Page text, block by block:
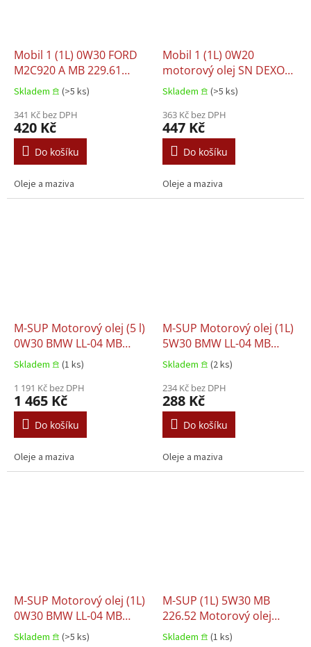
Mobil 1 (1L) 0W30 FORD
M2C920 A MB 229.61
Motorový olej VOLVO
95200377
Skladem 𖠿 (>5 ks)
341 Kč bez DPH
420 Kč
Do košíku
Oleje a maziva
Mobil 1 (1L) 0W20
motorový olej SN DEXOS
D MB 229.71 PORSCHE
C20 VW 508.00 VW 509.00
Skladem 𖠿 (>5 ks)
363 Kč bez DPH
447 Kč
Do košíku
Oleje a maziva
M-SUP Motorový olej (5 l)
0W30 BMW LL-04 MB
229.31 PORSCHE C30 VW
504.00 VW 507.00
Skladem 𖠿 (1 ks)
1 191 Kč bez DPH
1 465 Kč
Do košíku
Oleje a maziva
M-SUP Motorový olej (1L)
5W30 BMW LL-04 MB
229.31 MB 229.51
PORSCHE C30 VW 504.00
VW 507.00
Skladem 𖠿 (2 ks)
234 Kč bez DPH
288 Kč
Do košíku
Oleje a maziva
M-SUP Motorový olej (1L)
0W30 BMW LL-04 MB
229.31 PORSCHE C30 VW
Skladem 𖠿 (>5 ks)
M-SUP (1L) 5W30 MB
226.52 Motorový olej
RENAULT RN 17
Skladem 𖠿 (1 ks)